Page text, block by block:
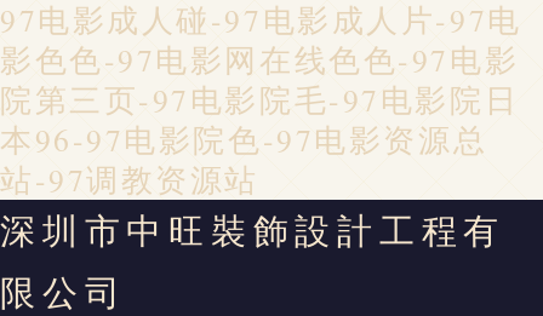
97电影成人碰-97电影成人片-97电
影色色-97电影网在线色色-97电影
院第三页-97电影院毛-97电影院日
本96-97电影院色-97电影资源总
站-97调教资源站
深圳市中旺裝飾設計工程有
限公司